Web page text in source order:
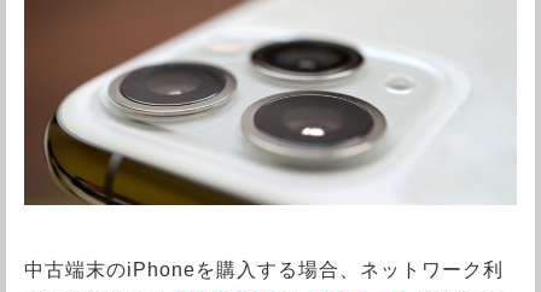
中古端末のiPhoneを購入する場合、ネットワーク利